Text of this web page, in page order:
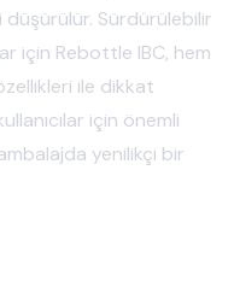
düşürülür. Sürdürülebilir
için Rebottle IBC, hem
ile dikkat
için önemli
yenilikçi bir